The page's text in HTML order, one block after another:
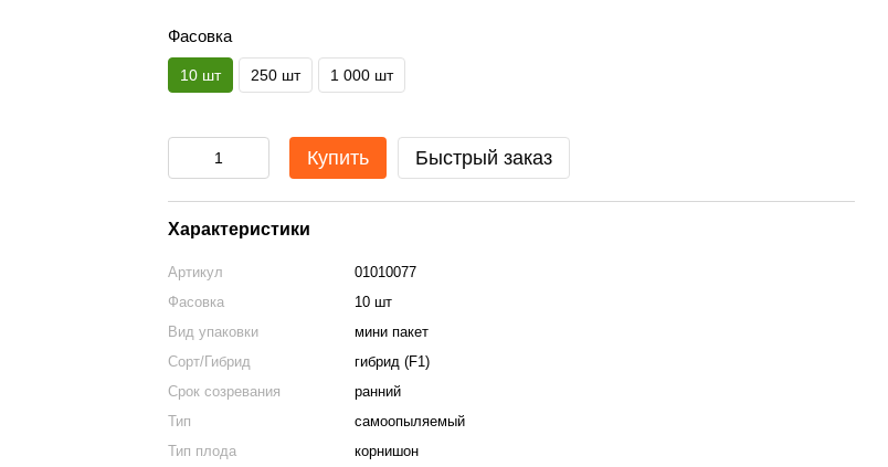
Фасовка
10 шт 250 шт 1 000 шт
Купить Быстрый заказ
Характеристики
Артикул
01010077
Фасовка
10 шт
Вид упаковки
мини пакет
Сорт/Гибрид
гибрид (F1)
Срок созревания
ранний
Тип
самоопыляемый
Тип плода
корнишон